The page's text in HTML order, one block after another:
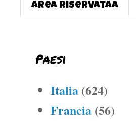
Area Riservataa
Paesi
Italia (624)
Francia (56)